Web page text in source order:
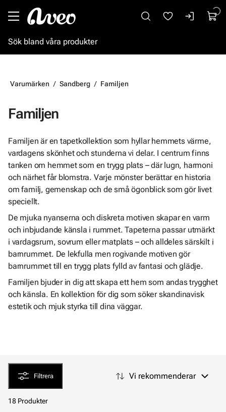
Varumärken Sandberg Familjen
Familjen
Familjen är en tapetkollektion som hyllar hemmets värme,
vardagens skönhet och stunderna vi delar. I centrum finns
tanken om hemmet som en trygg plats – där lugn, harmoni
och närhet får blomstra. Varje mönster berättar en historia
om familj, gemenskap och de små ögonblick som gör livet
speciellt.
De mjuka nyanserna och diskreta motiven skapar en varm
och inbjudande känsla i rummet. Tapeterna passar utmärkt
i vardagsrum, sovrum eller matplats – och alldeles särskilt i
barnrummet. De lekfulla men rogivande motiven gör
barnrummet till en trygg plats fylld av fantasi och glädje.
Familjen bjuder in dig att skapa ett hem som andas trygghet
och känsla. En kollektion för dig som söker skandinavisk
estetik och mjuk styrka till dina väggar.
Filtrera Vi rekommenderar
18 Produkter